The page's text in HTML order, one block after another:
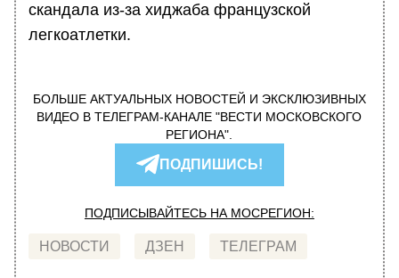
скандала из-за хиджаба французской
легкоатлетки.
БОЛЬШЕ АКТУАЛЬНЫХ НОВОСТЕЙ И ЭКСКЛЮЗИВНЫХ
ВИДЕО В ТЕЛЕГРАМ-КАНАЛЕ "ВЕСТИ МОСКОВСКОГО
РЕГИОНА".
ПОДПИШИСЬ!
ПОДПИСЫВАЙТЕСЬ НА МОСРЕГИОН:
НОВОСТИ ДЗЕН ТЕЛЕГРАМ